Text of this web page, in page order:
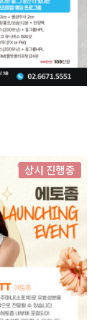
상시 진행중